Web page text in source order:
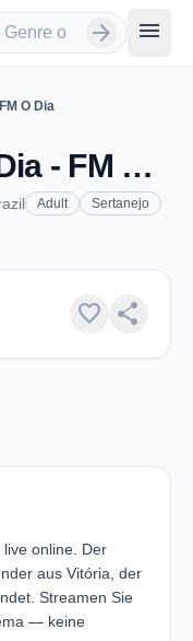
arrow_forward menu
O Dia
Rádio FM O Dia - FM 90.5 - Vitória
Adult Sertanejo
favorite share
online. Der
aus Vitória, der
Streamen Sie
— keine